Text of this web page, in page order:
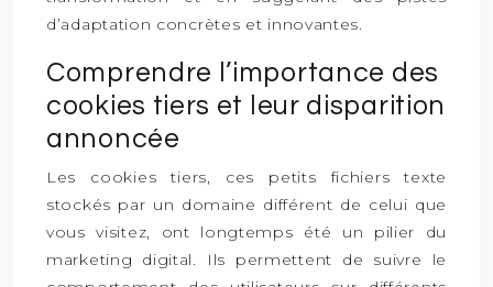
d’adaptation concrètes et innovantes.
Comprendre l’importance des
cookies tiers et leur disparition
annoncée
Les cookies tiers, ces petits fichiers texte
stockés par un domaine différent de celui que
vous visitez, ont longtemps été un pilier du
marketing digital. Ils permettent de suivre le